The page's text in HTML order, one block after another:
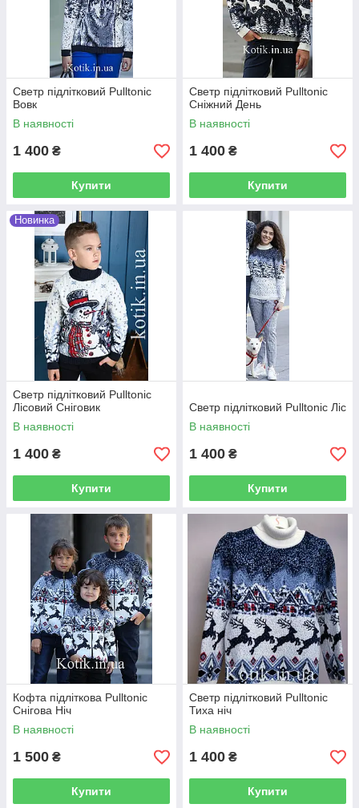
Светр підлітковий Pulltonic
Вовк
В наявності
1 400 ₴
Купити
Светр підлітковий Pulltonic
Сніжний День
В наявності
1 400 ₴
Купити
Новинка
Светр підлітковий Pulltonic
Лісовий Сніговик
В наявності
1 400 ₴
Купити
Светр підлітковий Pulltonic Ліс
В наявності
1 400 ₴
Купити
Кофта підліткова Pulltonic
Снігова Ніч
В наявності
1 500 ₴
Купити
Светр підлітковий Pulltonic
Тиха ніч
В наявності
1 400 ₴
Купити